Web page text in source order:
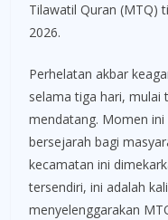
Tilawatil Quran (MTQ)
2026.
Perhelatan akbar
selama tiga hari, mulai
mendatang. Momen
bersejarah bagi
kecamatan ini
tersendiri, ini adalah
menyelenggarakan